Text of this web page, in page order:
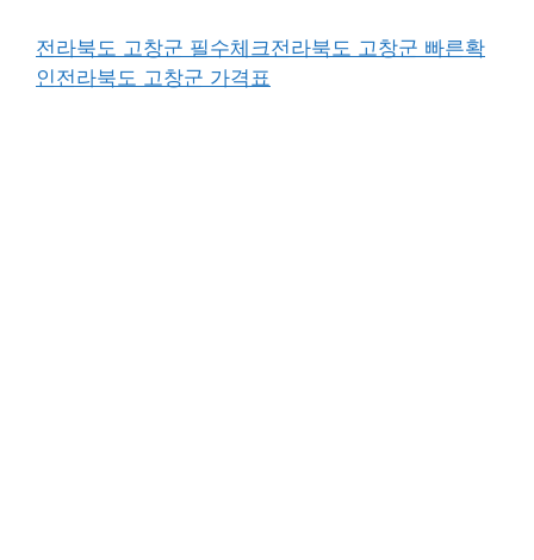
전라북도 고창군 필수체크전라북도 고창군 빠른확
인전라북도 고창군 가격표